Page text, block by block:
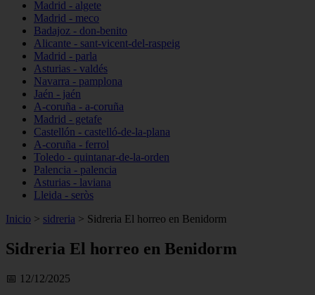
Madrid - algete
Madrid - meco
Badajoz - don-benito
Alicante - sant-vicent-del-raspeig
Madrid - parla
Asturias - valdés
Navarra - pamplona
Jaén - jaén
A-coruña - a-coruña
Madrid - getafe
Castellón - castelló-de-la-plana
A-coruña - ferrol
Toledo - quintanar-de-la-orden
Palencia - palencia
Asturias - laviana
Lleida - seròs
Inicio > sidreria > Sidreria El horreo en Benidorm
Sidreria El horreo en Benidorm
📅 12/12/2025